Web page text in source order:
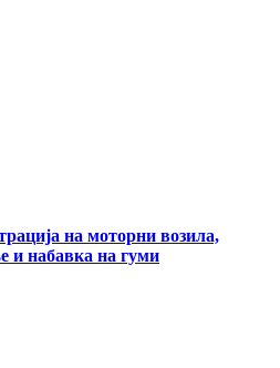
на моторни возила,
и набавка на гуми